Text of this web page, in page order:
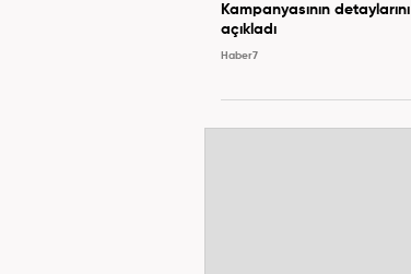
Kampanyasının detaylarını
açıkladı
Haber7